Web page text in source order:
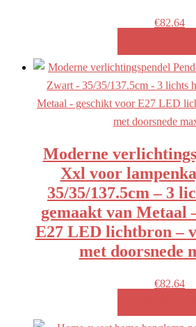
€82.64
Moderne
Xxl voor
35/35/137.5cm – 3
gemaakt van Metaal
E27 LED lichtbron –
met doorsnede
€82.64